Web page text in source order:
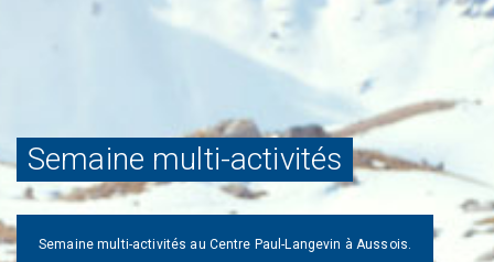
Semaine multi-activités
Semaine multi-activités au Centre Paul-Langevin à Aussois.